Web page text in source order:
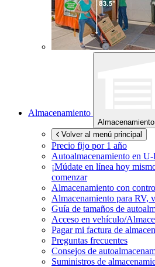
Almacenamiento
Almacenamiento
Volver al menú principal
Precio fijo por 1 año
Autoalmacenamiento en U-
¡Múdate en línea hoy
comenzar
Almacenamiento con
Almacenamiento para RV,
Guía de tamaños de
Acceso en vehículo/
Pagar mi factura de
Preguntas frecuentes
Consejos de
Suministros de